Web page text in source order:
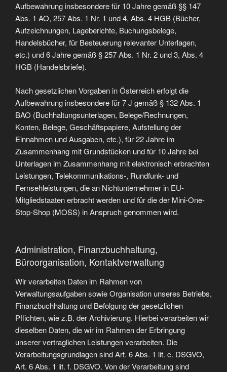
Aufbewahrung insbesondere für 10 Jahre gemäß §§ 147
Abs. 1 AO, 257 Abs. 1 Nr. 1 und 4, Abs. 4 HGB (Bücher,
Aufzeichnungen, Lageberichte, Buchungsbelege,
Handelsbücher, für Besteuerung relevanter Unterlagen,
etc.) und 6 Jahre gemäß § 257 Abs. 1 Nr. 2 und 3, Abs. 4
HGB (Handelsbriefe).
Nach gesetzlichen Vorgaben in Österreich erfolgt die
Aufbewahrung insbesondere für 7 J gemäß § 132 Abs. 1
BAO (Buchhaltungsunterlagen, Belege/Rechnungen,
Konten, Belege, Geschäftspapiere, Aufstellung der
Einnahmen und Ausgaben, etc.), für 22 Jahre im
Zusammenhang mit Grundstücken und für 10 Jahre bei
Unterlagen im Zusammenhang mit elektronisch erbrachten
Leistungen, Telekommunikations-, Rundfunk- und
Fernsehleistungen, die an Nichtunternehmer in EU-
Mitgliedstaaten erbracht werden und für die der Mini-One-
Stop-Shop (MOSS) in Anspruch genommen wird.
Administration, Finanzbuchhaltung,
Büroorganisation, Kontaktverwaltung
Wir verarbeiten Daten im Rahmen von
Verwaltungsaufgaben sowie Organisation unseres Betriebs,
Finanzbuchhaltung und Befolgung der gesetzlichen
Pflichten, wie z.B. der Archivierung. Hierbei verarbeiten wir
dieselben Daten, die wir im Rahmen der Erbringung
unserer vertraglichen Leistungen verarbeiten. Die
Verarbeitungsgrundlagen sind Art. 6 Abs. 1 lit. c. DSGVO,
Art. 6 Abs. 1 lit. f. DSGVO. Von der Verarbeitung sind